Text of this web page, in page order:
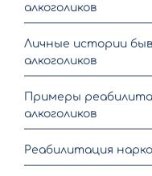
алкоголиков
Личные истории
алкоголиков
Примеры
алкоголиков
Реабилитация